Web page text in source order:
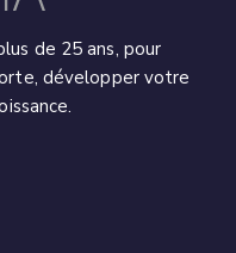
de 25 ans, pour
développer votre